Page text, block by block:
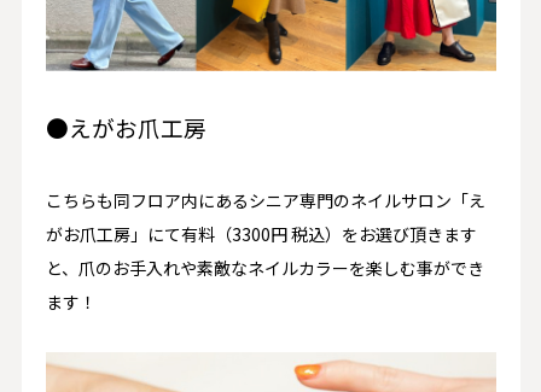
●えがお爪工房
こちらも同フロア内にあるシニア専門のネイルサロン「え
がお爪工房」にて有料（3300円 税込）をお選び頂きます
と、爪のお手入れや素敵なネイルカラーを楽しむ事ができ
ます！